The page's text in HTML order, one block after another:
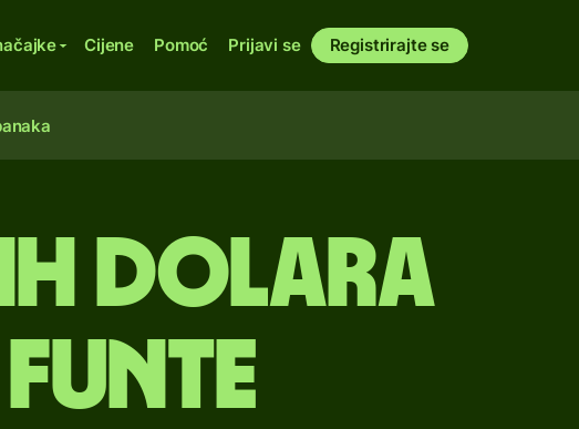
Cijene Pomoć Prijavi se Registrirajte se
dolara
funte